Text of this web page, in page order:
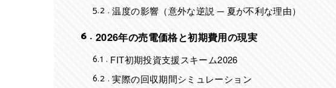
5.2 温度の影響（意外な逆説 ─ 夏が不利な理由）
6
2026年の売電価格と初期費用の現実
6.1
FIT初期投資支援スキーム2026
6.2 実際の回収期間シミュレーション